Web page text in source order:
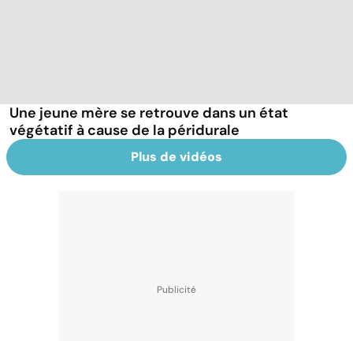
Une jeune mère se retrouve dans un état
végétatif à cause de la péridurale
Plus de vidéos